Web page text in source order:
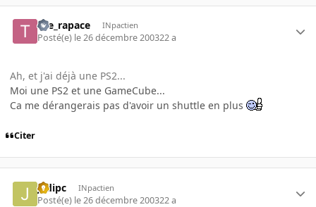
the_rapace INpactien
Posté(e) le 26 décembre 200322 a
Ah, et j'ai déjà une PS2...
Moi une PS2 et une GameCube...
Ca me dérangerais pas d'avoir un shuttle en plus
Citer
jedipc INpactien
Posté(e) le 26 décembre 200322 a